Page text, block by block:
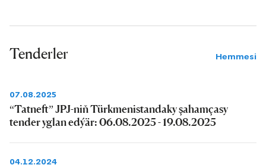
Tenderler Hemmesi
07.08.2025
“Tatneft” JPJ-niň Türkmenistandaky şahamçasy
tender yglan edýär: 06.08.2025 - 19.08.2025
04.12.2024